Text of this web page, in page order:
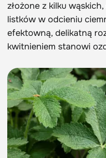
złożone z kilku
listków w odcieniu
efektowną, delikatną
kwitnieniem stanowi